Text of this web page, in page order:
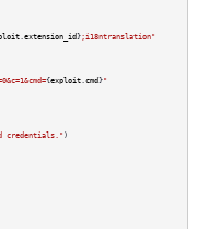
. extension_id};i18ntranslation"
{exploit. cmd}"
credentials." )